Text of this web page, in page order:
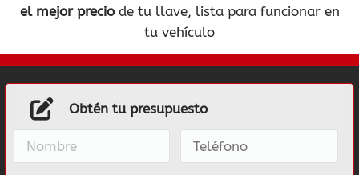
el mejor preciode tu llave, lista para funcionar en
tu vehículo
Obtén tu presupuesto